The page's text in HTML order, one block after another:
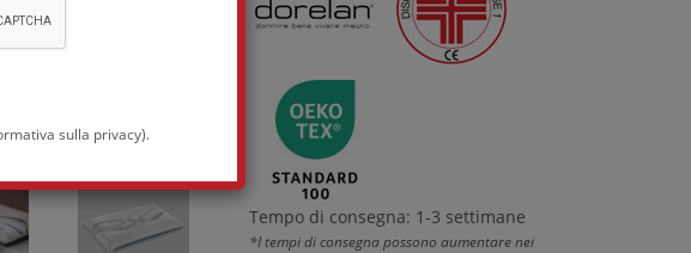
sulla privacy).
Tempo di consegna: 1-3 settimane
*I tempi di consegna possono aumentare nei